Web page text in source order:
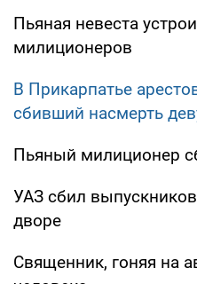
Пьяная невеста
милиционеров
В Прикарпатье
сбивший насмерть
Пьяный милиционер
УАЗ сбил
дворе
Священник, гоняя на